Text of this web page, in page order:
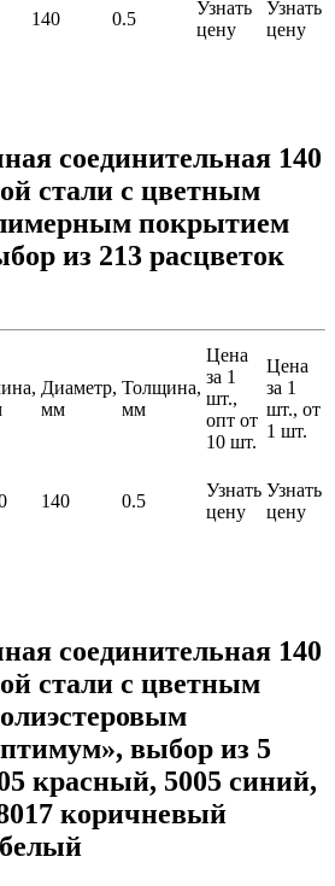
140 0.5
Узнать
цену
Узнать
цену
соединительная 140
стали с цветным
покрытием
из 213 расцветок
Диаметр,
мм
Толщина,
мм
Цена
за 1
шт.,
опт от
10 шт.
Цена
за 1
шт., от
1 шт.
140 0.5
Узнать
цену
Узнать
цену
соединительная 140
стали с цветным
выбор из 5
красный, 5005 синий,
коричневый